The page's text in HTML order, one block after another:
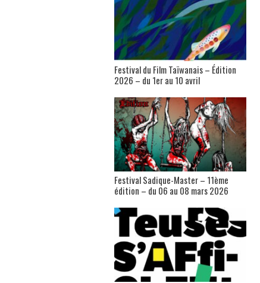
Festival du Film Taïwanais – Édition
2026 – du 1er au 10 avril
Festival Sadique-Master – 11ème
édition – du 06 au 08 mars 2026